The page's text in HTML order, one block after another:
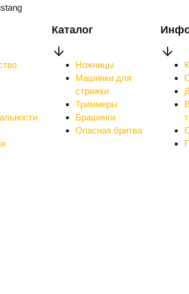
Каталог
Ножницы
Машинки для
стрижки
Триммеры
Брашинги
Опасная бритва